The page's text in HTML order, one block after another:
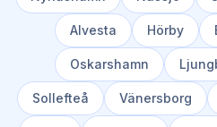
Alvesta Hörby
Oskarshamn
Sollefteå Vänersborg